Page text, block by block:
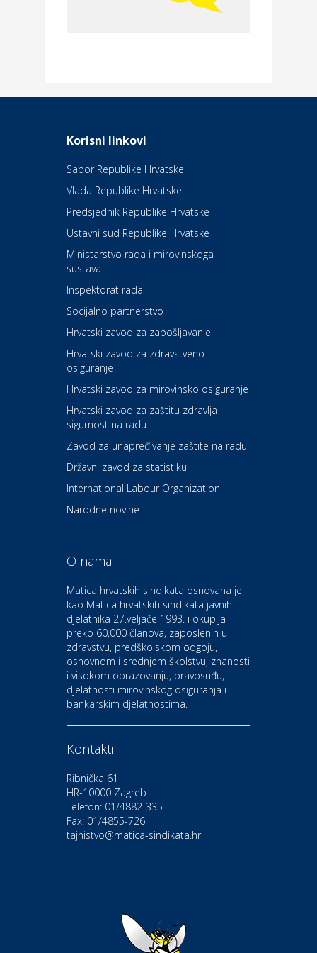
Daruvarske toplice – ljekovita
Kultura i edukacija
Kazalište Kerempuh
Kultura i edukacija
Kazalište ZKM
Auto-moto i tehnika
Zdravlje i osiguranje
Povoljnosti
Dental Sudar
Dom i dizajn
Euro-vrt – kosilice, motorne
Odmor
Bistrica
Auto-moto i tehnika
CIAK Auto d.o.o.
Kultura i edukacija
Kazalište Gavella
Moda i ljepota
Gastro
Hotel Bunčić Vrbovec
Izletište i vinotočje VINIA
Korisni linkovi
Sabor Republike Hrvatske
Vlada Republike Hrvatske
Predsjednik Republike Hrvatske
Ustavni sud Republike Hrvatske
Ministarstvo rada i mirovinskoga
sustava
Inspektorat rada
Socijalno partnerstvo
Hrvatski zavod za zapošljavanje
Hrvatski zavod za zdravstveno
osiguranje
Hrvatski zavod za mirovinsko osiguranje
Hrvatski zavod za zaštitu zdravlja i
sigurnost na radu
Zavod za unapređivanje zaštite na radu
Državni zavod za statistiku
International Labour Organization
Narodne novine
O nama
Matica hrvatskih sindikata osnovana je
kao Matica hrvatskih sindikata javnih
djelatnika 27.veljače 1993. i okuplja
preko 60,000 članova, zaposlenih u
zdravstvu, predškolskom odgoju,
osnovnom i srednjem školstvu, znanosti
i visokom obrazovanju, pravosuđu,
djelatnosti mirovinskog osiguranja i
bankarskim djelatnostima.
Kontakti
Ribnička 61
HR-10000 Zagreb
Telefon: 01/4882-335
Fax: 01/4855-726
tajnistvo@matica-sindikata.hr